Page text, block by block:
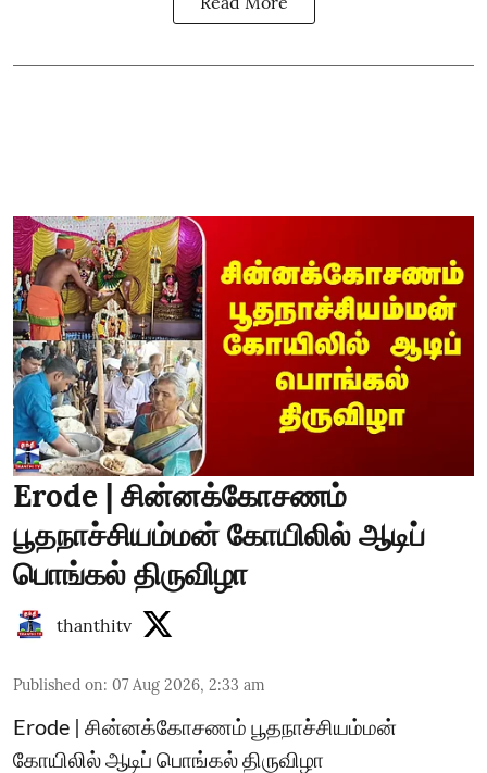
Erode | சின்னக்கோசணம்
பூதநாச்சியம்மன் கோயிலில் ஆடிப்
பொங்கல் திருவிழா
thanthitv
Published on: 07 Aug 2026, 2:33 am
Erode | சின்னக்கோசணம் பூதநாச்சியம்மன்
கோயிலில் ஆடிப் பொங்கல் திருவிழா